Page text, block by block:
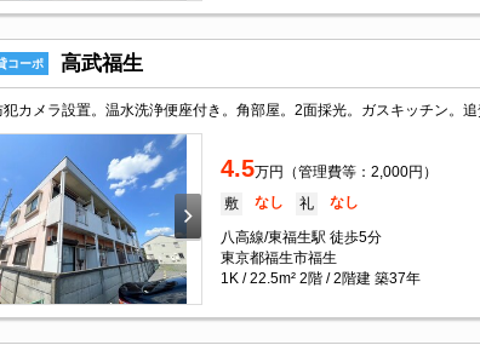
コーポ 高武福生
4.5万円（管理費等：2,000円）
敷 なし 礼 なし
八高線/東福生駅 徒歩5分
東京都福生市福生
1K / 22.5m² 2階 / 2階建 築37年